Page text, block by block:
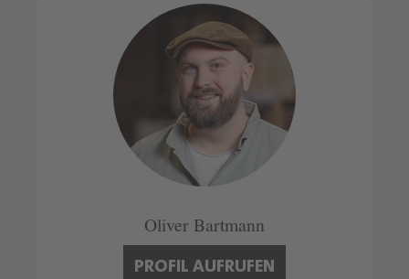
Oliver Bartmann
PROFIL AUFRUFEN